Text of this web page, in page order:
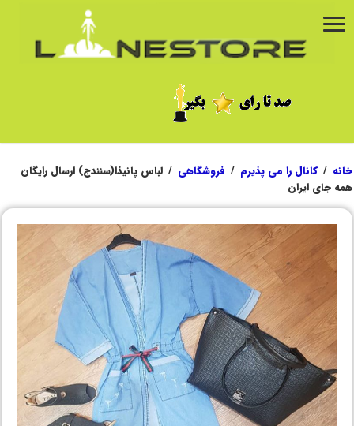
خانه / کانال را می پذیرم / فروشگاهی / لباس پانیذا(سنندج) ارسال رایگان
همه جای ایران